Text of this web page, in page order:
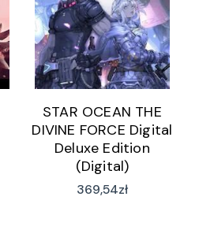
STAR OCEAN THE
DIVINE FORCE Digital
Deluxe Edition
(Digital)
369,54zł